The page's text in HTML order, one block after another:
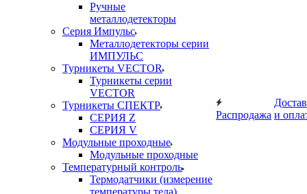
Ручные
металлодетекторы
Серия Импульс
Металлодетекторы серии
ИМПУЛЬС
Турникеты VECTOR
Турникеты серии
VECTOR
Турникеты СПЕКТР
СЕРИЯ Z
СЕРИЯ V
Модульные проходные
Модульные проходные
Температурный контроль
Термодатчики (измерение
температуры тела)
Распродажа и